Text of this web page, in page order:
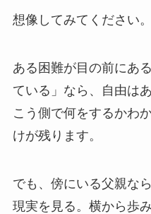
想像してみてください。
ある困難が目の前にあ
ている」なら、自由は
こう側で何をするかわ
けが残ります。
でも、傍にいる父親な
現実を見る。横から歩